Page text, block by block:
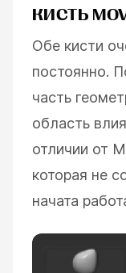
КИСТЬ
Обе кисти
постоянно.
часть
область
отличии от
которая не
начата